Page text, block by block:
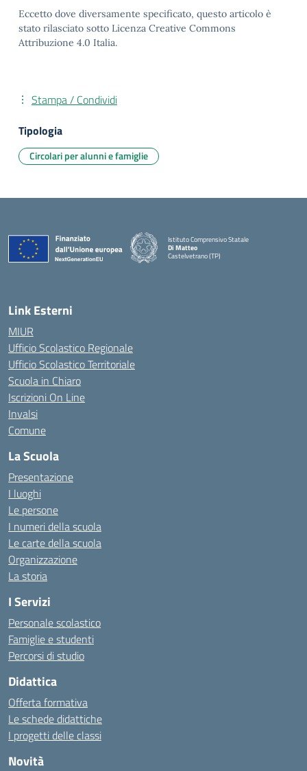
Eccetto dove diversamente specificato, questo articolo è
stato rilasciato sotto Licenza Creative Commons
Attribuzione 4.0 Italia.
Stampa / Condividi
Tipologia
Circolari per alunni e famiglie
Istituto Comprensivo Statale
Di Matteo
Castelvetrano (TP)
Link Esterni
MIUR
Ufficio Scolastico Regionale
Ufficio Scolastico Territoriale
Scuola in Chiaro
Iscrizioni On Line
Invalsi
Comune
La Scuola
Presentazione
I luoghi
Le persone
I numeri della scuola
Le carte della scuola
Organizzazione
La storia
I Servizi
Personale scolastico
Famiglie e studenti
Percorsi di studio
Didattica
Offerta formativa
Le schede didattiche
I progetti delle classi
Novità